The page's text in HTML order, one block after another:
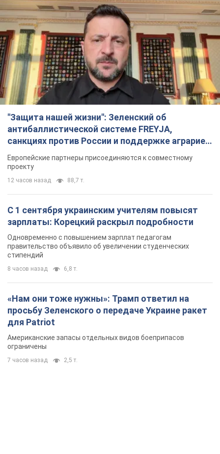
"Защита нашей жизни": Зеленский об
антибаллистической системе FREYJA,
санкциях против России и поддержке аграриев.
Видео
Европейские партнеры присоединяются к совместному
проекту
12 часов назад 88,7 т.
С 1 сентября украинским учителям повысят
зарплаты: Корецкий раскрыл подробности
Одновременно с повышением зарплат педагогам
правительство объявило об увеличении студенческих
стипендий
8 часов назад 6,8 т.
«Нам они тоже нужны»: Трамп ответил на
просьбу Зеленского о передаче Украине ракет
для Patriot
Американские запасы отдельных видов боеприпасов
ограничены
7 часов назад 2,5 т.